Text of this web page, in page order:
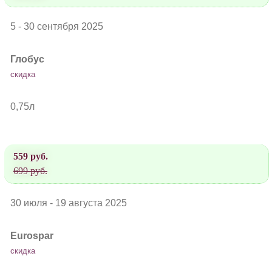
5 - 30 сентября 2025
Глобус
скидка
0,75л
559 руб.
699 руб.
30 июля - 19 августа 2025
Eurospar
скидка